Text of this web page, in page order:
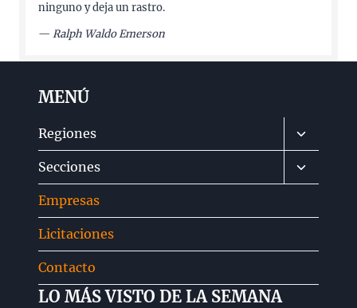
ninguno y deja un rastro.
— Ralph Waldo Emerson
MENÚ
Regiones
Alternar
menú
hijo
Secciones
Alternar
menú
Empresas
Licitaciones
Contacto
LO MÁS VISTO DE LA SEMANA